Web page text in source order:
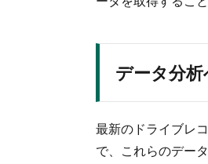
データ分析
最新のドライブレ
で、これらのデー